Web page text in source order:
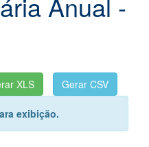
exibição.